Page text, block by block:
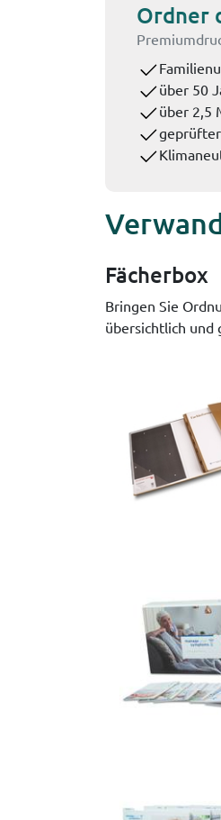
Ordner
über 50
über 2,5
Fächerbox
Bringen Sie
übersichtlich und